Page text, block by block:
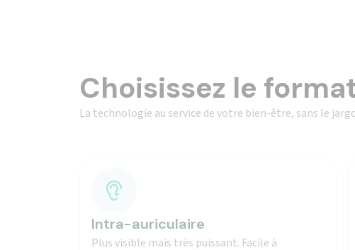
Choisissez le
La technologie au service de votre bien-être, sans le
Intra-auriculaire
Plus visible mais très puissant. Facile à
manipuler.